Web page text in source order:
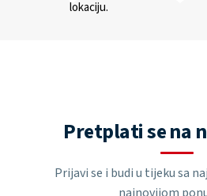
lokaciju.
Pretplati se na
Prijavi se i budi u tijeku sa